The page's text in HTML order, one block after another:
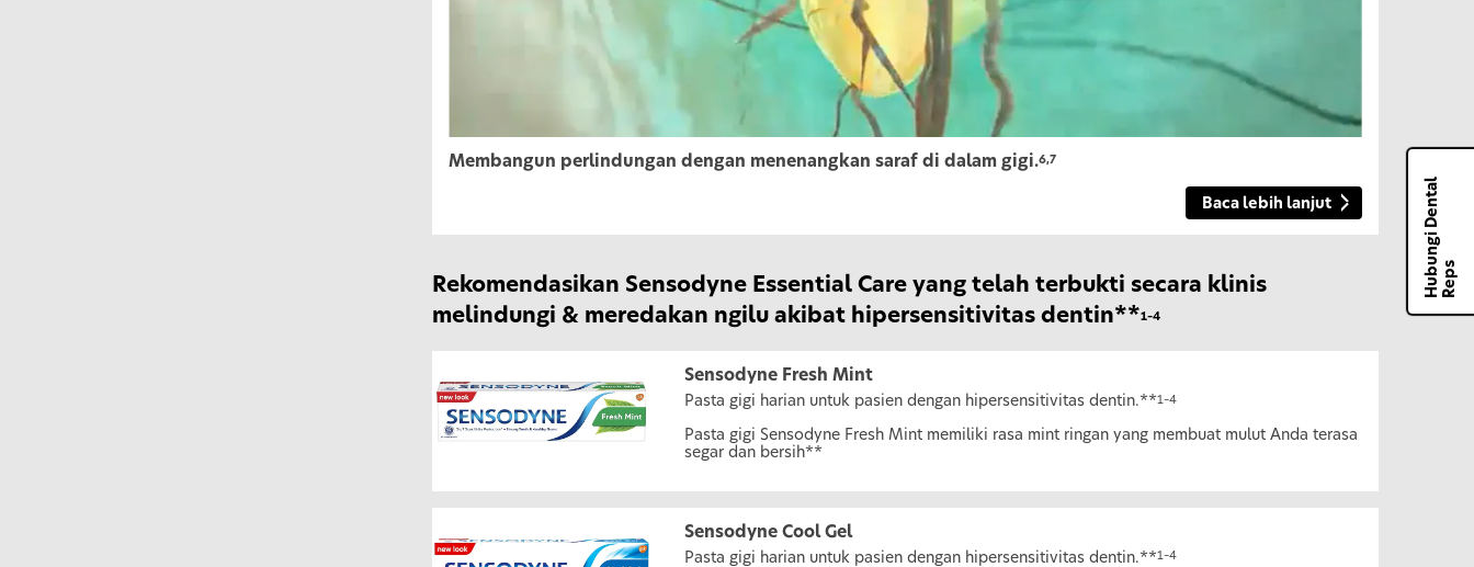
Membangun perlindungan dengan menenangkan saraf di dalam gigi.6,7
Baca lebih lanjut
Rekomendasikan Sensodyne Essential Care yang telah terbukti secara klinis
melindungi & meredakan ngilu akibat hipersensitivitas dentin**1–4
Sensodyne Fresh Mint
Pasta gigi harian untuk pasien dengan hipersensitivitas dentin.**1–4
Pasta gigi Sensodyne Fresh Mint memiliki rasa mint ringan yang membuat mulut Anda terasa
segar dan bersih**
Sensodyne Cool Gel
Pasta gigi harian untuk pasien dengan hipersensitivitas dentin.**1–4
H
u
b
u
n
g
i
D
e
n
t
a
l
R
e
ps